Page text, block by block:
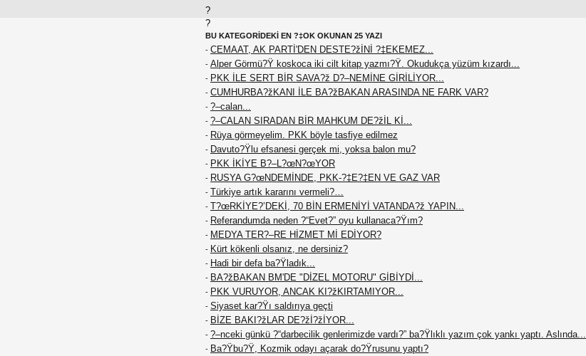
?
?
BU KATEGORİDEKİ EN ?‡OK OKUNAN 25 YAZI
- CEMAAT, AK PARTİ'DEN DESTE?žİNİ ?‡EKEMEZ...
- Alper Görmü?Ÿ koskoca iki cilt kitap yazmı?Ÿ. Okudukça yüzüm kızardı...
- PKK İLE SERT BİR SAVA?ž D?–NEMİNE GİRİLİYOR...
- CUMHURBA?žKANI İLE BA?žBAKAN ARASINDA NE FARK VAR?
- ?–calan...
- ?–CALAN SIRADAN BİR MAHKUM DE?žİL Kİ...
- Rüya görmeyelim. PKK böyle tasfiye edilmez
- Davuto?Ÿlu efsanesi gerçek mi, yoksa balon mu?
- PKK İKİYE B?–L?œN?œYOR
- RUSYA G?œNDEMİNDE, PKK-?‡E?‡EN VE GAZ VAR
- Türkiye artık kararını vermeli?…
- T?œRKİYE?’DEKİ, 70 BİN ERMENİYİ VATANDA?ž YAPIN...
- Referandumda neden ?“Evet?” oyu kullanaca?Ÿım?
- MEDYA TER?–RE HİZMET Mİ EDİYOR?
- Kürt kökenli olsanız, ne dersiniz?
- Hadi bir defa ba?Ÿladık...
- BA?žBAKAN BM'DE "DİZEL MOTORU" GİBİYDİ...
- PKK VURUYOR, ANCAK KI?žKIRTAMIYOR...
- Siyaset kar?Ÿı saldırıya geçti
- BİZE BAKI?žLAR DE?žİ?žİYOR...
- ?–nceki günkü ?“darbecilik genlerimizde vardı?” ba?Ÿlıklı yazım çok yankı yaptı. Aslında...
- Ba?Ÿbu?Ÿ, Kozmik odayı açarak do?Ÿrusunu yaptı?